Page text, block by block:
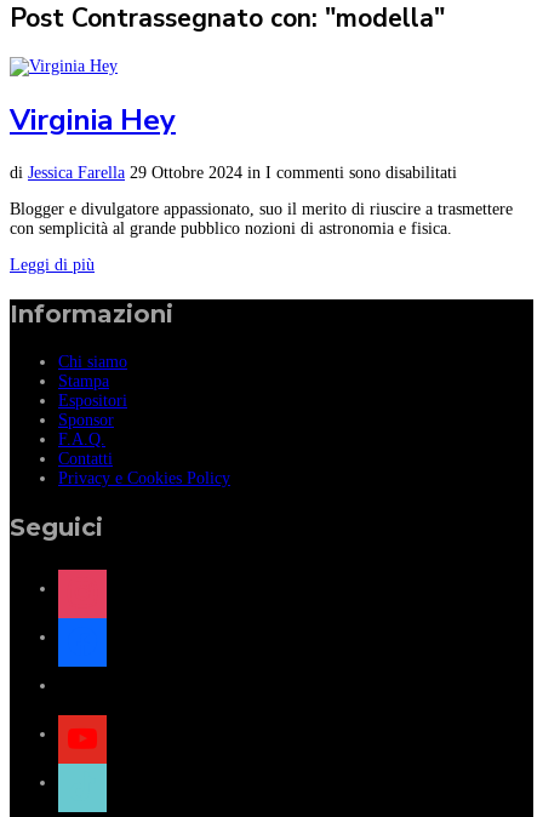
Post Contrassegnato con: "modella"
Virginia Hey
di Jessica Farella 29 Ottobre 2024 in I commenti sono disabilitati
Blogger e divulgatore appassionato, suo il merito di riuscire a trasmettere
con semplicità al grande pubblico nozioni di astronomia e fisica.
Leggi di più
Informazioni
Chi siamo
Stampa
Espositori
Sponsor
F.A.Q.
Contatti
Privacy e Cookies Policy
Seguici
instagram
facebook
x
youtube
tiktok